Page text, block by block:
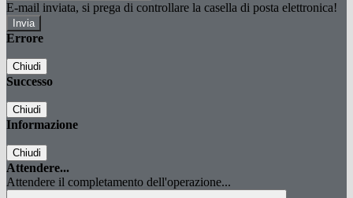
E-mail inviata, si prega di controllare la casella di posta elettronica!
Errore
Chiudi
Successo
Chiudi
Informazione
Chiudi
Attendere...
Attendere il completamento dell'operazione...